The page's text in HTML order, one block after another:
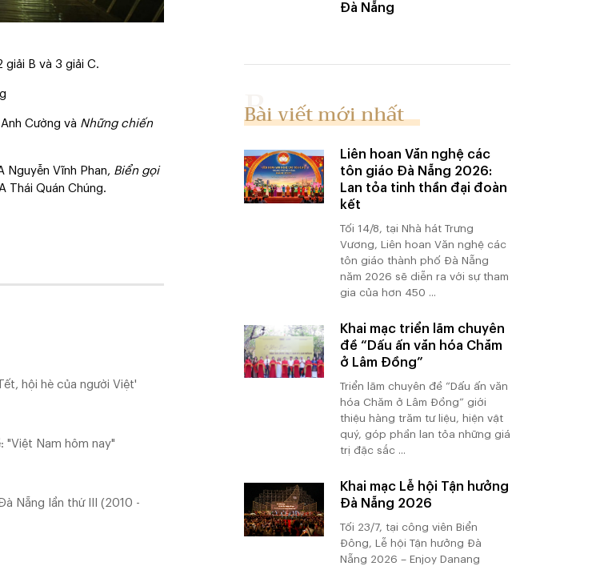
giải B và 3 giải C.
Cường và Những chiến
Nguyễn Vĩnh Phan, Biển gọi
Thái Quán Chúng.
hội hè của người Việt'
"Việt Nam hôm nay"
Nẵng lần thứ III (2010 -
Đà Nẵng
Bài viết mới nhất
Liên hoan Văn nghệ các
tôn giáo Đà Nẵng 2026:
Lan tỏa tinh thần đại đoàn
kết
Tối 14/8, tại Nhà hát Trưng
Vương, Liên hoan Văn nghệ các
tôn giáo thành phố Đà Nẵng
năm 2026 sẽ diễn ra với sự tham
gia của hơn 450 ...
Khai mạc triển lãm chuyên
đề “Dấu ấn văn hóa Chăm
ở Lâm Đồng”
Triển lãm chuyên đề “Dấu ấn văn
hóa Chăm ở Lâm Đồng” giới
thiệu hàng trăm tư liệu, hiện vật
quý, góp phần lan tỏa những giá
trị đặc sắc ...
Khai mạc Lễ hội Tận hưởng
Đà Nẵng 2026
Tối 23/7, tại công viên Biển
Đông, Lễ hội Tận hưởng Đà
Nẵng 2026 – Enjoy Danang